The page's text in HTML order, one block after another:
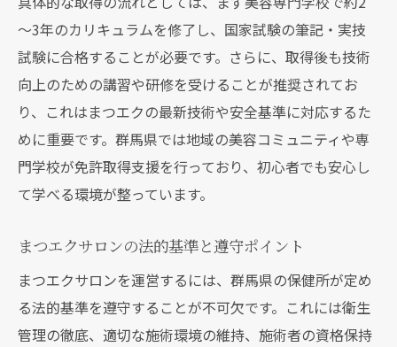
～3年のカリキュラムを修了し、国家試験の筆記・実技
試験に合格することが必要です。さらに、取得後も技術
向上のための講習や研修を受けることが推奨されてお
り、これはまつエクの最新技術や安全基準に対応するた
めに重要です。群馬県では地域の美容コミュニティや専
門学校が免許取得支援を行っており、初心者でも安心し
て学べる環境が整っています。
まつエクサロンの法的基準と遵守ポイント
まつエクサロンを運営するには、群馬県の保健所が定め
る法的基準を遵守することが不可欠です。これには衛生
管理の徹底、適切な施術環境の維持、施術者の資格保持